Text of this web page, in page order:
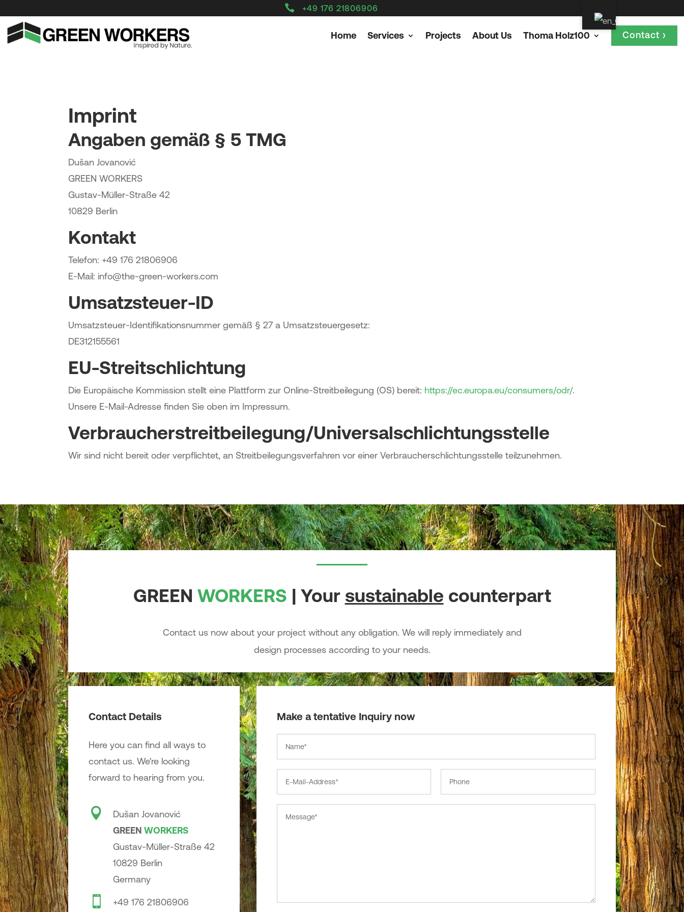
 +49 176 21806906
Home Services Projects About Us Thoma Holz100 Contact ›
Imprint
Angaben gemäß § 5 TMG
Dušan Jovanović
GREEN WORKERS
Gustav-Müller-Straße 42
10829 Berlin
Kontakt
Telefon: +49 176 21806906
E-Mail: info@the-green-workers.com
Umsatzsteuer-ID
Umsatzsteuer-Identifikationsnummer gemäß § 27 a Umsatzsteuergesetz:
DE312155561
EU-Streitschlichtung
Die Europäische Kommission stellt eine Plattform zur Online-Streitbeilegung (OS) bereit: https://ec.europa.eu/consumers/odr/.
Unsere E-Mail-Adresse finden Sie oben im Impressum.
Verbraucher­streit­beilegung/Universal­schlichtungs­stelle
Wir sind nicht bereit oder verpflichtet, an Streitbeilegungsverfahren vor einer Verbraucherschlichtungsstelle teilzunehmen.
GREEN WORKERS | Your sustainable counterpart
Contact us now about your project without any obligation. We will reply immediately and
design processes according to your needs.
Contact Details
Here you can find all ways to
contact us. We're looking
forward to hearing from you.

Dušan Jovanović
GREEN WORKERS
Gustav-Müller-Straße 42
10829 Berlin
Germany
 +49 176 21806906
Make a tentative Inquiry now